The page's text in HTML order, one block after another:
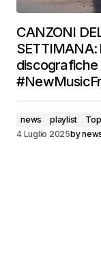
CANZONI
news playlist
Top
4 Luglio 2025by